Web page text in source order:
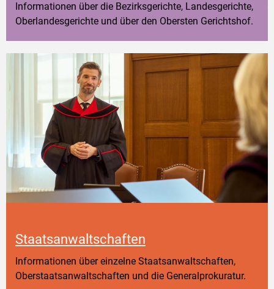
Informationen über die Bezirksgerichte, Landesgerichte,
Oberlandesgerichte und über den Obersten Gerichtshof.
Staatsanwaltschaften
Informationen über einzelne Staatsanwaltschaften,
Oberstaatsanwaltschaften und die Generalprokuratur.